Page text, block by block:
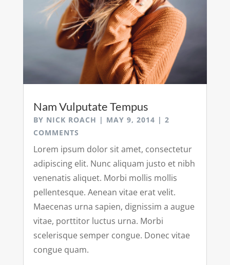
Nam Vulputate Tempus
BY NICK ROACH | MAY 9, 2014 | 2
COMMENTS
Lorem ipsum dolor sit amet, consectetur
adipiscing elit. Nunc aliquam justo et nibh
venenatis aliquet. Morbi mollis mollis
pellentesque. Aenean vitae erat velit.
Maecenas urna sapien, dignissim a augue
vitae, porttitor luctus urna. Morbi
scelerisque semper congue. Donec vitae
congue quam.